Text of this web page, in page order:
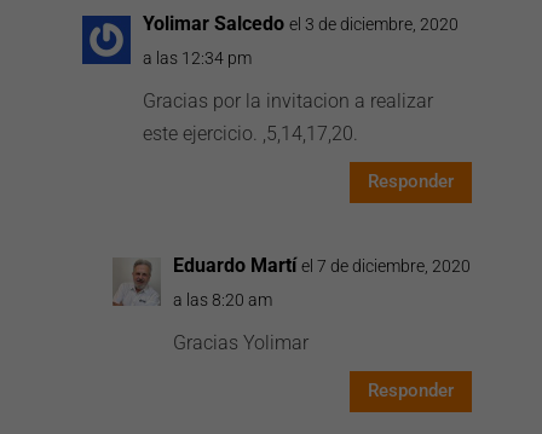
Yolimar Salcedo el 3 de diciembre, 2020
a las 12:34 pm
Gracias por la invitacion a realizar
este ejercicio. ,5,14,17,20.
Responder
Eduardo Martí el 7 de diciembre, 2020
a las 8:20 am
Gracias Yolimar
Responder